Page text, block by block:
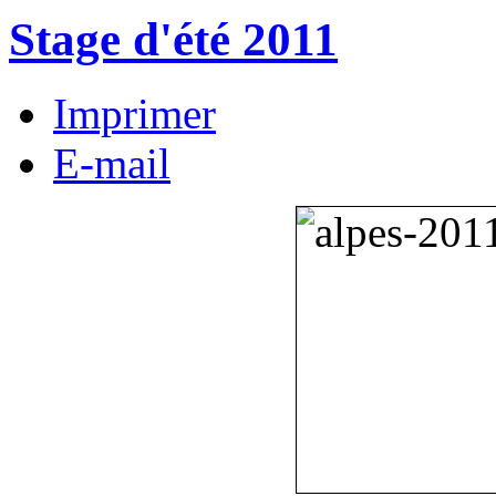
Stage d'été 2011
Imprimer
E-mail